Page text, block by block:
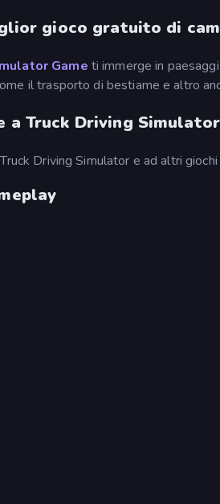
gioco gratuito di
Game ti immerge in
il trasporto di bestiame e altro
a Truck Driving
Driving Simulator e ad altri